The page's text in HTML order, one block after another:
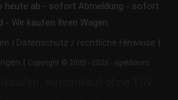
heute ab - sofort Abmeldung - sofort
- Wir kaufen Ihren Wagen.
| Datenschutz / rechtliche Hinweise |
| Copyright © 2005 - 2026 - egeMotors